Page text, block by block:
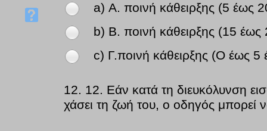
a) Α. ποινή κάθειρξης (5 έως
b) Β. ποινή κάθειρξης (15 έως
c) Γ.ποινή κάθειρξης (Ο έως 5
12. 12. Εάν κατά τη διευκόλυνση
χάσει τη ζωή του, ο οδηγός μπορεί